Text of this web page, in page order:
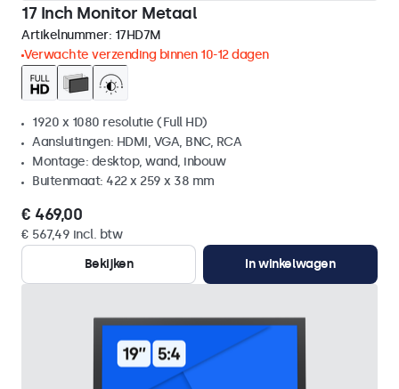
17 Inch Monitor Metaal
Artikelnummer: 17HD7M
Verwachte verzending binnen 10-12 dagen
1920 x 1080 resolutie (Full HD)
Aansluitingen: HDMI, VGA, BNC, RCA
Montage: desktop, wand, inbouw
Buitenmaat: 422 x 259 x 38 mm
€ 469,00
€ 567,49 incl. btw
Bekijken
In winkelwagen